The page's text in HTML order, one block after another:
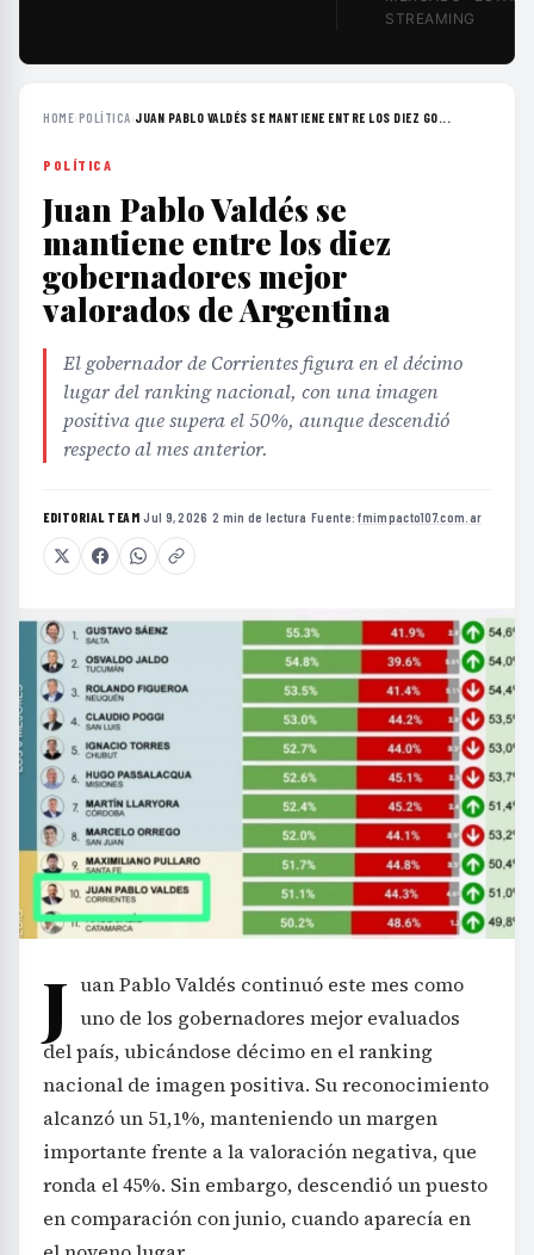
STREAMING
HOME›POLÍTICA›JUAN PABLO VALDÉS SE MANTIENE ENTRE LOS DIEZ GO...
POLÍTICA
Juan Pablo Valdés se
mantiene entre los diez
gobernadores mejor
valorados de Argentina
El gobernador de Corrientes figura en el décimo
lugar del ranking nacional, con una imagen
positiva que supera el 50%, aunque descendió
respecto al mes anterior.
EDITORIAL TEAM·Jul 9, 2026 ·2 min de lectura ·Fuente:fmimpacto107.com.ar
J uan Pablo Valdés continuó este mes como
uno de los gobernadores mejor evaluados
del país, ubicándose décimo en el ranking
nacional de imagen positiva. Su reconocimiento
alcanzó un 51,1%, manteniendo un margen
importante frente a la valoración negativa, que
ronda el 45%. Sin embargo, descendió un puesto
en comparación con junio, cuando aparecía en